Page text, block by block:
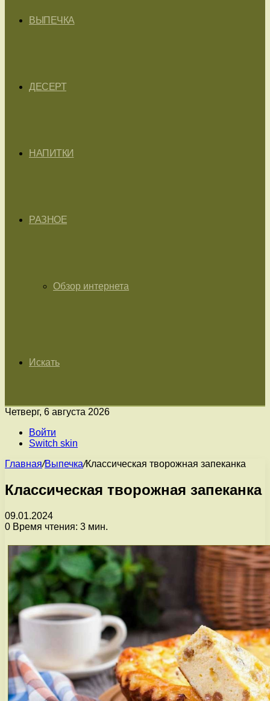
ВЫПЕЧКА
ДЕСЕРТ
НАПИТКИ
РАЗНОЕ
Обзор интернета
Искать
Четверг, 6 августа 2026
Войти
Switch skin
Главная/Выпечка/Классическая творожная запеканка
Классическая творожная запеканка
09.01.2024
0 Время чтения: 3 мин.